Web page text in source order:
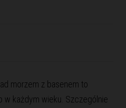
morzem z basenem to
w każdym wieku. Szczególnie